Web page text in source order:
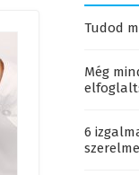
Tudod
Még
6